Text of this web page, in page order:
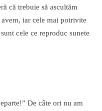
că trebuie să ascultăm
iar cele mai potrivite
sunt cele ce reproduc sunete
De câte ori nu am